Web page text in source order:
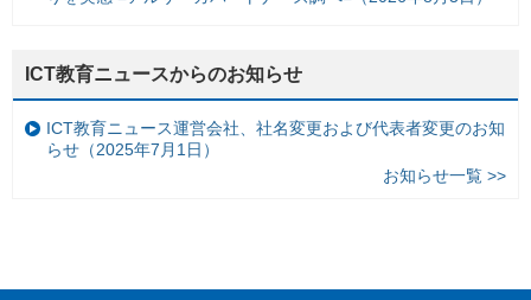
ICT教育ニュースからのお知らせ
ICT教育ニュース運営会社、社名変更および代表者変更のお知
らせ（2025年7月1日）
お知らせ一覧 >>